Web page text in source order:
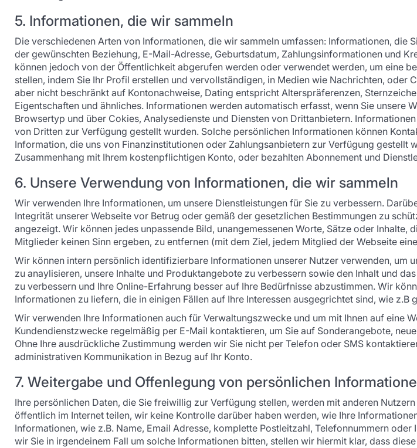
5. Informationen, die wir sammeln
Die verschiedenen Arten von Informationen, die wir sammeln umfassen: Informationen, die
der gewünschten Beziehung, E-Mail-Adresse, Geburtsdatum, Zahlungsinformationen und
können jedoch von der Öffentlichkeit abgerufen werden oder verwendet werden, um eine
stellen, indem Sie Ihr Profil erstellen und vervollständigen, in Medien wie Nachrichten, oder
aber nicht beschränkt auf Kontonachweise, Dating entspricht Alterspräferenzen,
Eigentschaften und ähnliches. Informationen werden automatisch erfasst, wenn Sie unsere
Browsertyp und über Cokies, Analysedienste und Diensten von Drittanbietern.
von Dritten zur Verfügung gestellt wurden. Solche persönlichen Informationen können
Information, die uns von Finanzinstitutionen oder Zahlungsanbietern zur Verfügung gestellt
Zusammenhang mit Ihrem kostenpflichtigen Konto, oder bezahlten Abonnement und
6. Unsere Verwendung von Informationen, die wir sammeln
Wir verwenden Ihre Informationen, um unsere Dienstleistungen für Sie zu verbessern.
Integrität unserer Webseite vor Betrug oder gemäß der gesetzlichen Bestimmungen zu
angezeigt. Wir können jedes unpassende Bild, unangemessenen Worte, Sätze oder
Mitglieder keinen Sinn ergeben, zu entfernen (mit dem Ziel, jedem Mitglied der Webseite
Wir können intern persönlich identifizierbare Informationen unserer Nutzer verwenden, um
zu anaylisieren, unsere Inhalte und Produktangebote zu verbessern sowie den Inhalt und
zu verbessern und Ihre Online-Erfahrung besser auf Ihre Bedürfnisse abzustimmen. Wir
Informationen zu liefern, die in einigen Fällen auf Ihre Interessen ausgegrichtet sind, wie z.B
Wir verwenden Ihre Informationen auch für Verwaltungszwecke und um mit Ihnen auf eine
Kundendienstzwecke regelmäßig per E-Mail kontaktieren, um Sie auf Sonderangebote,
Ohne Ihre ausdrückliche Zustimmung werden wir Sie nicht per Telefon oder SMS
administrativen Kommunikation in Bezug auf Ihr Konto.
7. Weitergabe und Offenlegung von persönlichen
Ihre persönlichen Daten, die Sie freiwillig zur Verfügung stellen, werden mit anderen
öffentlich im Internet teilen, wir keine Kontrolle darüber haben werden, wie Ihre
Informationen, wie z.B. Name, Email Adresse, komplette Postleitzahl, Telefonnummern
wir Sie in irgendeinem Fall um solche Informationen bitten, stellen wir hiermit klar, dass